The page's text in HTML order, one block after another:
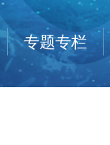
专题专栏